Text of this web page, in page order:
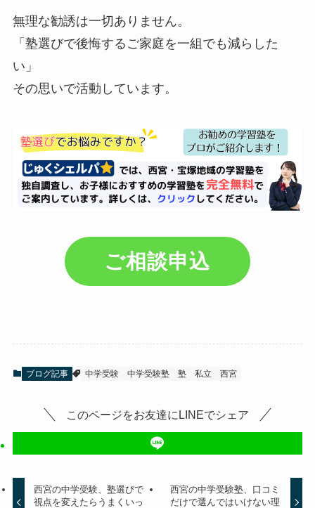
無理な勧誘は一切ありません。
「塾選びで後悔するご家庭を一組でも減らした
い」
その思いで活動しています。
ご相談申込
ブログ記事 中学受験 中学受験塾 塾 私立 西宮
このページをお友達にLINEでシェア
西宮の中学受験、塾選びで
視点を変えたらうまくいっ
西宮の中学受験塾、口コミ
だけで選んではいけない理